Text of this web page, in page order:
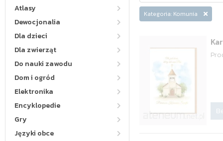
Atlasy
Dewocjonalia
Dla dzieci
Dla zwierząt
Do nauki zawodu
Dom i ogród
Elektronika
Encyklopedie
Gry
Języki obce
Kategoria: Komunia